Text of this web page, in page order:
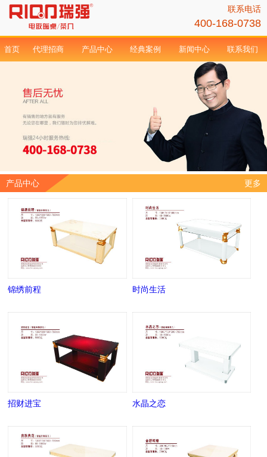
联系电话
400-168-0738
首页 代理招商 产品中心 经典案例 新闻中心 联系我们
产品中心 更多
锦绣前程 时尚生活
招财进宝 水晶之恋